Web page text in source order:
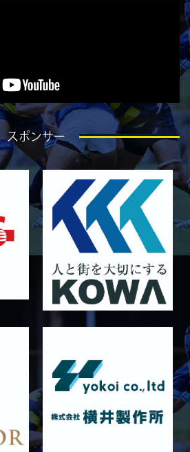
GALLERY
グビー祭 同志社大学
GALLERY
ブンズ
GALLERY
学AB
GALLERY
育大学
GALLERY
大学Jr.col.
学
GALLERY
学Jr.Col
GALLERY
学Jr.Col
スポンサー